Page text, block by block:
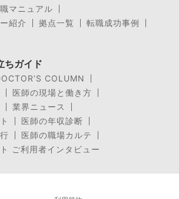
マニュアル
紹介
拠点一覧
転職成功事例
ちガイド
COLUMN
医師の現場と働き方
業界ニュース
医師の年収診断
医師の職場カルテ
ご利用者インタビュー